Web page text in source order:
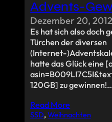
Advents-
Dezember 20, 2012
Es hat sich also doch
Türchen der diversen
(Internet-
hatte das Glück eine
120GB] zu
Read More
SSD, Weihnachten